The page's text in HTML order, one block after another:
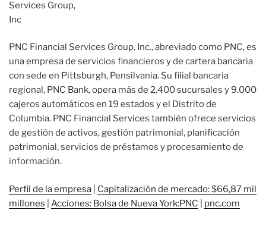
PNC Financial Services Group, Inc., abreviado como PNC, es
una empresa de servicios financieros y de cartera bancaria
con sede en Pittsburgh, Pensilvania. Su filial bancaria
regional, PNC Bank, opera más de 2.400 sucursales y 9.000
cajeros automáticos en 19 estados y el Distrito de
Columbia. PNC Financial Services también ofrece servicios
de gestión de activos, gestión patrimonial, planificación
patrimonial, servicios de préstamos y procesamiento de
información.
Perfil de la empresa
Capitalización de mercado: $66,87 mil
millones
Acciones: Bolsa de Nueva York:PNC pnc.com